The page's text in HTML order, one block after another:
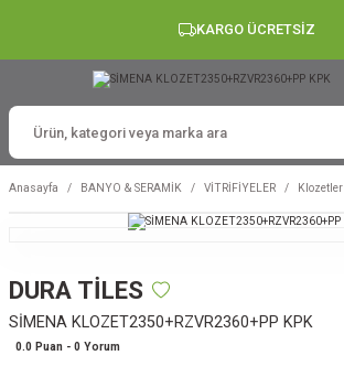
KARGO ÜCRETSİZ
Anasayfa BANYO & SERAMİK VİTRİFİYELER Klozetler
DURA TİLES
SİMENA KLOZET2350+RZVR2360+PP KPK
0.0 Puan - 0 Yorum